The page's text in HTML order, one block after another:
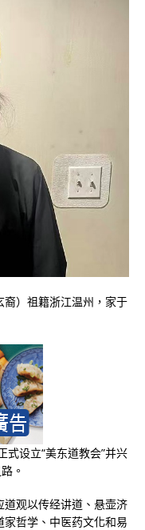
）祖籍浙江温州，家于
设立“美东道教会”并兴
。
观以传经讲道、悬壶济
哲学、中医药文化和易